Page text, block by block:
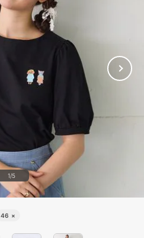
1/5
46 ×